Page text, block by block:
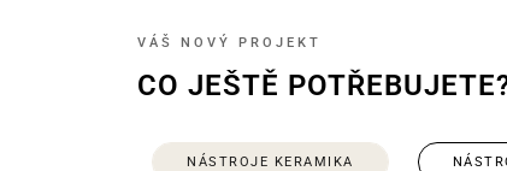
VÁŠ NOVÝ PROJEKT
CO JEŠTĚ
NÁSTROJE KERAMIKA